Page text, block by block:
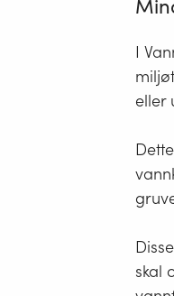
I
eller
skal